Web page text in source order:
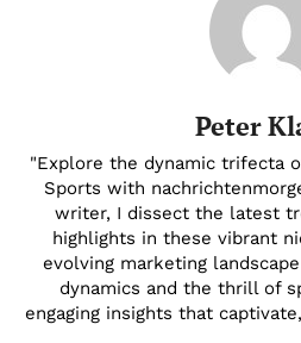
Peter
"Explore the dynamic trifecta
Sports with
writer, I dissect the latest
highlights in these vibrant
evolving marketing
dynamics and the thrill of
engaging insights that